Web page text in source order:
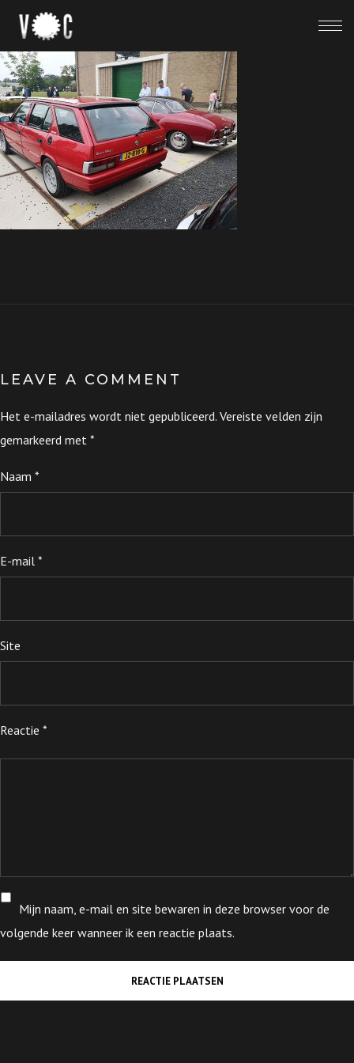
LEAVE A COMMENT
Het e-mailadres wordt niet gepubliceerd. Vereiste velden zijn
gemarkeerd met *
Naam *
E-mail *
Site
Reactie *
Mijn naam, e-mail en site bewaren in deze browser voor de
volgende keer wanneer ik een reactie plaats.